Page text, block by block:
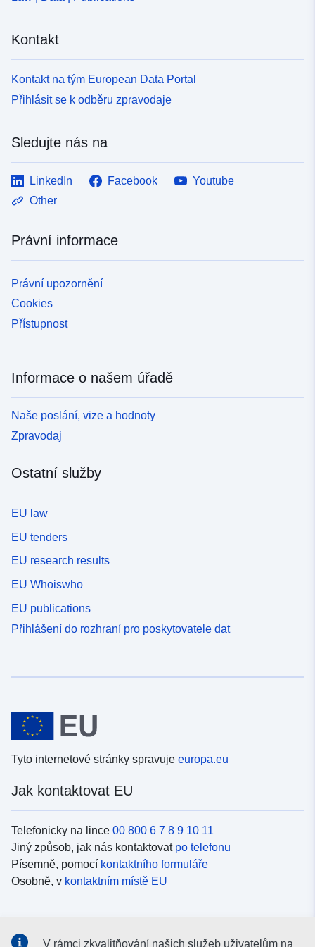
Kontakt
Kontakt na tým European Data Portal
Přihlásit se k odběru zpravodaje
Sledujte nás na
LinkedIn Facebook
Youtube
Other
Právní informace
Právní upozornění
Cookies
Přístupnost
Informace o našem úřadě
Naše poslání, vize a hodnoty
Zpravodaj
Ostatní služby
EU law
EU tenders
EU research results
EU Whoiswho
EU publications
Přihlášení do rozhraní pro poskytovatele dat
Tyto internetové stránky spravuje europa.eu
Jak kontaktovat EU
Telefonicky na lince 00 800 6 7 8 9 10 11
Jiný způsob, jak nás kontaktovat po telefonu
Písemně, pomocí kontaktního formuláře
Osobně, v kontaktním místě EU
V rámci zkvalitňování našich služeb uživatelům na